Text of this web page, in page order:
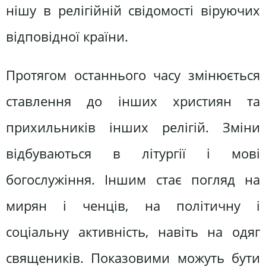
нішу в релігійній свідомості віруючих
відповідної країни.
Протягом останнього часу змінюється
ставлення до інших християн та
прихильників інших релігій. Зміни
відбуваються в літургії і мові
богослужіння. Іншим стає погляд на
мирян і ченців, на політичну і
соціальну активність, навіть на одяг
священиків. Показовими можуть бути